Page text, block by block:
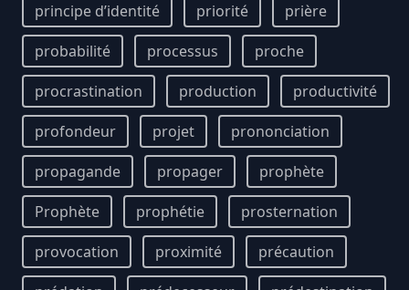
principe d’identité
priorité
prière
probabilité
processus
proche
procrastination
production
productivité
profondeur
projet
prononciation
propagande
propager
prophète
Prophète
prophétie
prosternation
provocation
proximité
précaution